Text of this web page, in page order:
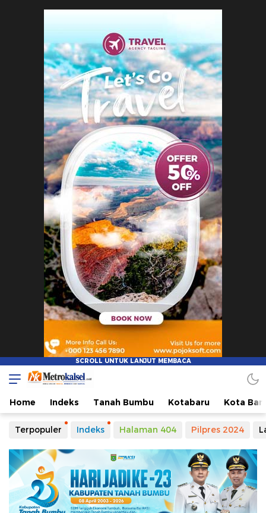
Home Indeks Tanah Bumbu Kotabaru Kota
Terpopuler Indeks Halaman 404 Pilpres 2024